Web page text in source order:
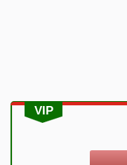
VIP